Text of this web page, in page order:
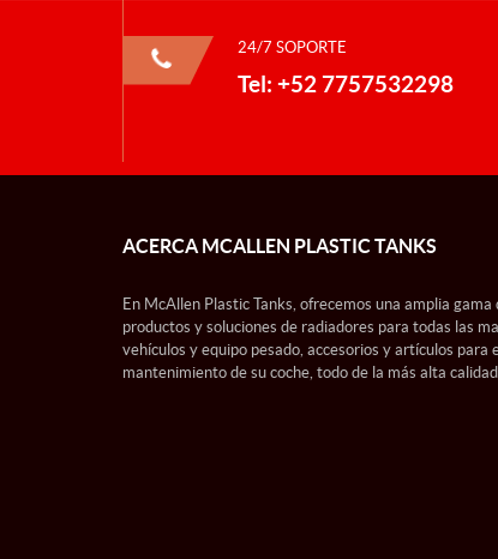
24/7 SOPORTE
Tel: +52 7757532298
ACERCA MCALLEN PLASTIC TANKS
En McAllen Plastic Tanks, ofrecemos una amplia gama
productos y soluciones de radiadores para todas las
vehículos y equipo pesado, accesorios y artículos para
mantenimiento de su coche, todo de la más alta calidad.